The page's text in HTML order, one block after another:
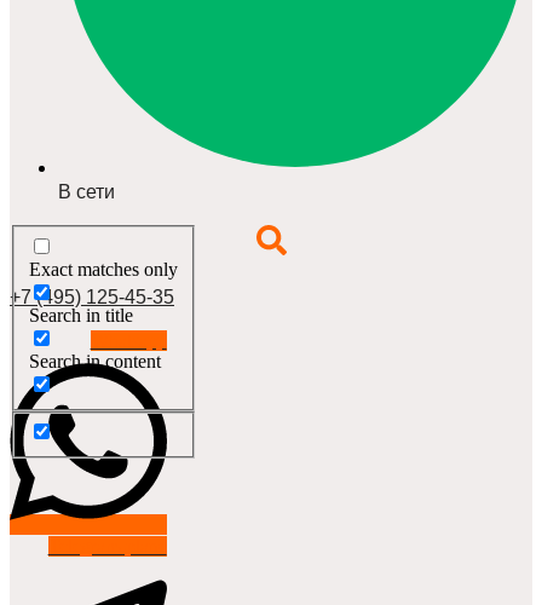
В сети
Exact matches only
Search in title
Search in content
+7 (495) 125-45-35